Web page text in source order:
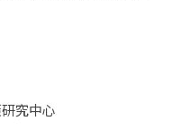
究中心